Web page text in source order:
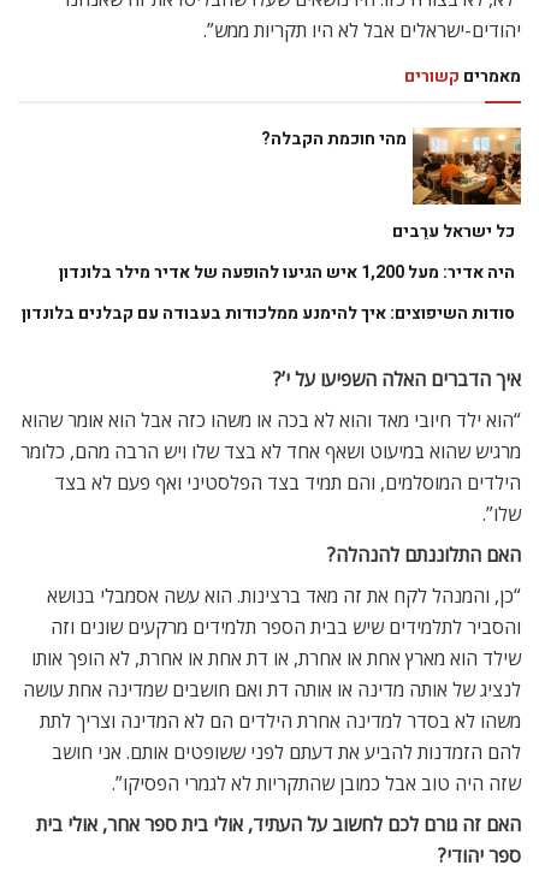
יהודים-ישראלים אבל לא היו תקריות ממש”.
מאמרים קשורים
מהי חוכמת הקבלה?
כל ישראל ערֵבים
היה אדיר: מעל 1,200 איש הגיעו להופעה של אדיר מילר בלונדון
סודות השיפוצים: איך להימנע ממלכודות בעבודה עם קבלנים בלונדון
איך הדברים האלה השפיעו על י’?
“הוא ילד חיובי מאד והוא לא בכה או משהו כזה אבל הוא אומר שהוא
מרגיש שהוא במיעוט ושאף אחד לא בצד שלו ויש הרבה מהם, כלומר
הילדים המוסלמים, והם תמיד בצד הפלסטיני ואף פעם לא בצד
שלו”.
האם התלוננתם להנהלה?
“כן, והמנהל לקח את זה מאד ברצינות. הוא עשה אסמבלי בנושא
והסביר לתלמידים שיש בבית הספר תלמידים מרקעים שונים וזה
שילד הוא מארץ אחת או אחרת, או דת אחת או אחרת, לא הופך אותו
לנציג של אותה מדינה או אותה דת ואם חושבים שמדינה אחת עושה
משהו לא בסדר למדינה אחרת הילדים הם לא המדינה וצריך לתת
להם הזמדנות להביע את דעתם לפני ששופטים אותם. אני חושב
שזה היה טוב אבל כמובן שהתקריות לא לגמרי הפסיקו”.
האם זה גורם לכם לחשוב על העתיד, אולי בית ספר אחר, אולי בית
ספר יהודי?